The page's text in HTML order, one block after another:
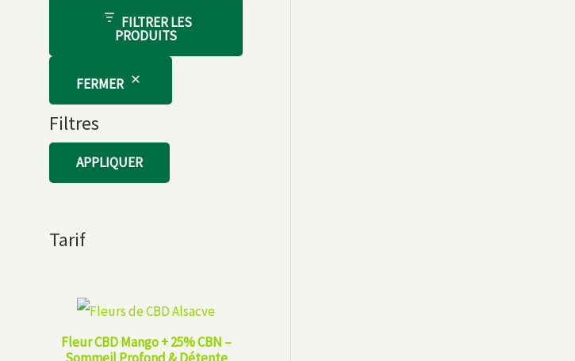
FILTRER LES
PRODUITS
FERMER
Filtres
APPLIQUER
Tarif
Fleur CBD Mango + 25% CBN –